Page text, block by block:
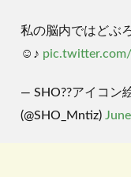
私の脳内ではどぶ
☺️♪
— SHO??アイコン
(@SHO_Mntiz)